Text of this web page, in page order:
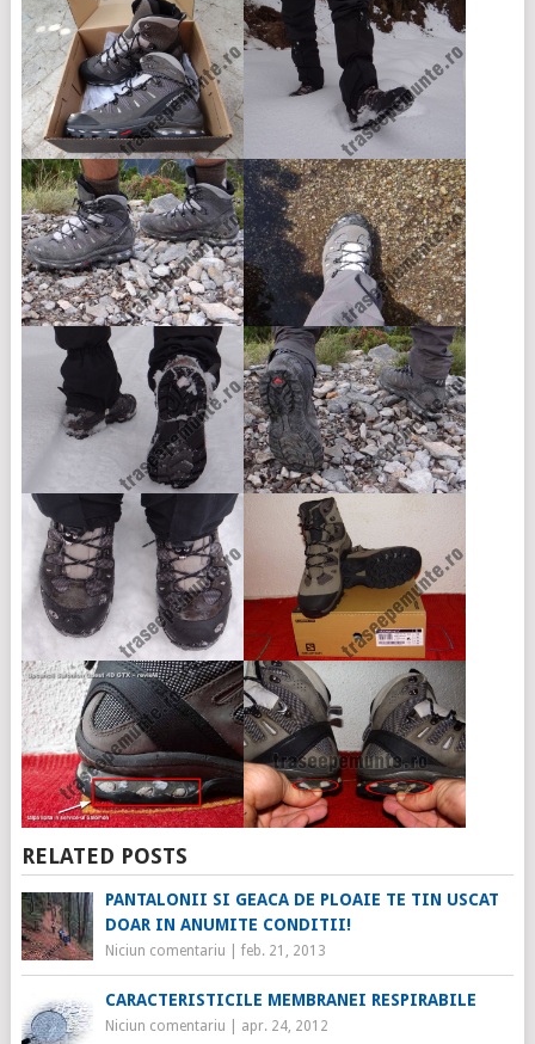
RELATED POSTS
PANTALONII SI GEACA DE PLOAIE TE TIN USCAT
DOAR IN ANUMITE CONDITII!
Niciun comentariu feb. 21, 2013
CARACTERISTICILE MEMBRANEI RESPIRABILE
Niciun comentariu apr. 24, 2012